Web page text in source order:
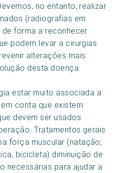
no entanto, realizar
(radiografias em
forma a reconhecer
podem levar a cirurgias
alterações mais
desta doença.
estar muito associada a
conta que existem
devem ser usados
Tratamentos gerais
força muscular (natação;
bicicleta) diminuição de
necessárias para ajudar a